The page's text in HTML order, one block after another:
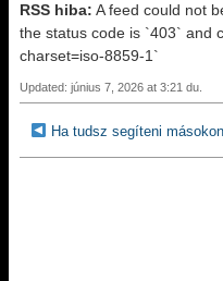
RSS hiba: A feed could not
the status code is `403` and
charset=iso-8859-1`
Updated: június 7, 2026 at 3:21 du.
Ha tudsz segíteni másokon